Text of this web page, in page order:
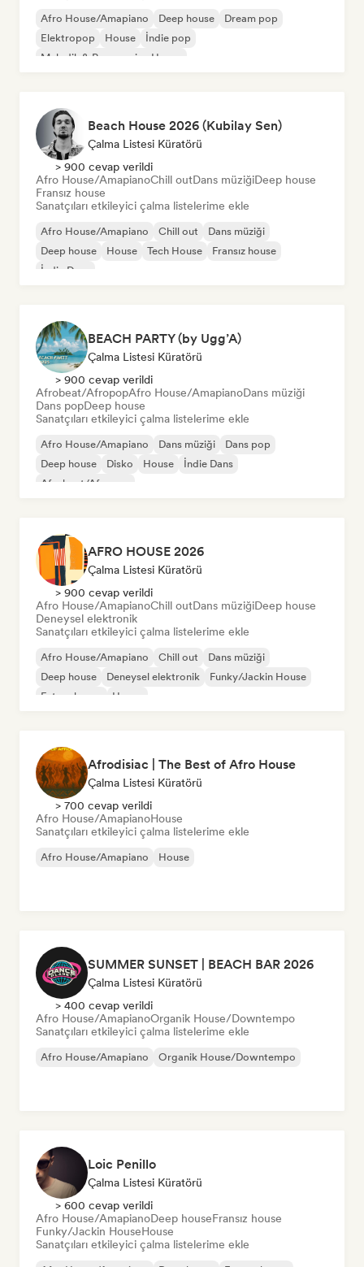
Afro House/Amapiano Deep house
Dream pop
Elektropop
House
İndie pop
Melodik & Progressive House
Beach House 2026 (Kubilay Sen)
Çalma Listesi Küratörü
> 900 cevap verildi
Afro House/AmapianoChill outDans müziğiDeep house
Fransız house
Sanatçıları etkileyici çalma listelerime ekle
Afro House/Amapiano Chill out
Dans müziği
Deep house
House Tech House
Fransız house
İndie Dans
BEACH PARTY (by Ugg’A)
Çalma Listesi Küratörü
> 900 cevap verildi
Afrobeat/AfropopAfro House/AmapianoDans müziği
Dans popDeep house
Sanatçıları etkileyici çalma listelerime ekle
Afro House/Amapiano Dans müziği
Dans pop
Deep house
Disko House
İndie Dans
Afrobeat/Afropop
AFRO HOUSE 2026
Çalma Listesi Küratörü
> 900 cevap verildi
Afro House/AmapianoChill outDans müziğiDeep house
Deneysel elektronik
Sanatçıları etkileyici çalma listelerime ekle
Afro House/Amapiano Chill out
Dans müziği
Deep house
Deneysel elektronik
Funky/Jackin House
Future house
House
Afrodisiac | The Best of Afro House
Çalma Listesi Küratörü
> 700 cevap verildi
Afro House/AmapianoHouse
Sanatçıları etkileyici çalma listelerime ekle
Afro House/Amapiano House
SUMMER SUNSET | BEACH BAR 2026
Çalma Listesi Küratörü
> 400 cevap verildi
Afro House/AmapianoOrganik House/Downtempo
Sanatçıları etkileyici çalma listelerime ekle
Afro House/Amapiano Organik House/Downtempo
Loic Penillo
Çalma Listesi Küratörü
> 600 cevap verildi
Afro House/AmapianoDeep houseFransız house
Funky/Jackin HouseHouse
Sanatçıları etkileyici çalma listelerime ekle